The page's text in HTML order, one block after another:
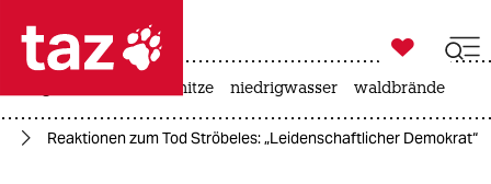
 taz zahl ich
taz zahl ich

taz zahl ich
hitze niedrigwasser waldbrände
Reaktionen zum Tod Ströbeles: „Leidenschaft­licher Demokrat“